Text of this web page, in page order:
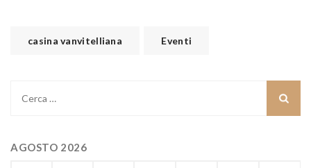
casina vanvitelliana Eventi
AGOSTO 2026